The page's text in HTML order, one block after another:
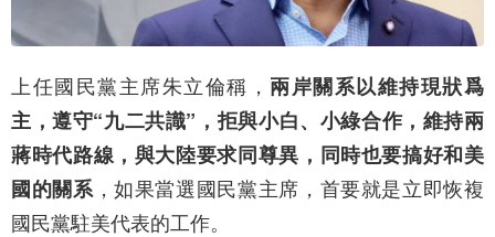
上任國民黨主席朱立倫稱， 兩岸關系以維持現狀爲
主，遵守“九二共識”，拒與小白、小綠合作，維持兩
蔣時代路線，與大陸要求同尊異，同時也要搞好和美
國的關系 ，如果當選國民黨主席，首要就是立即恢複
國民黨駐美代表的工作。